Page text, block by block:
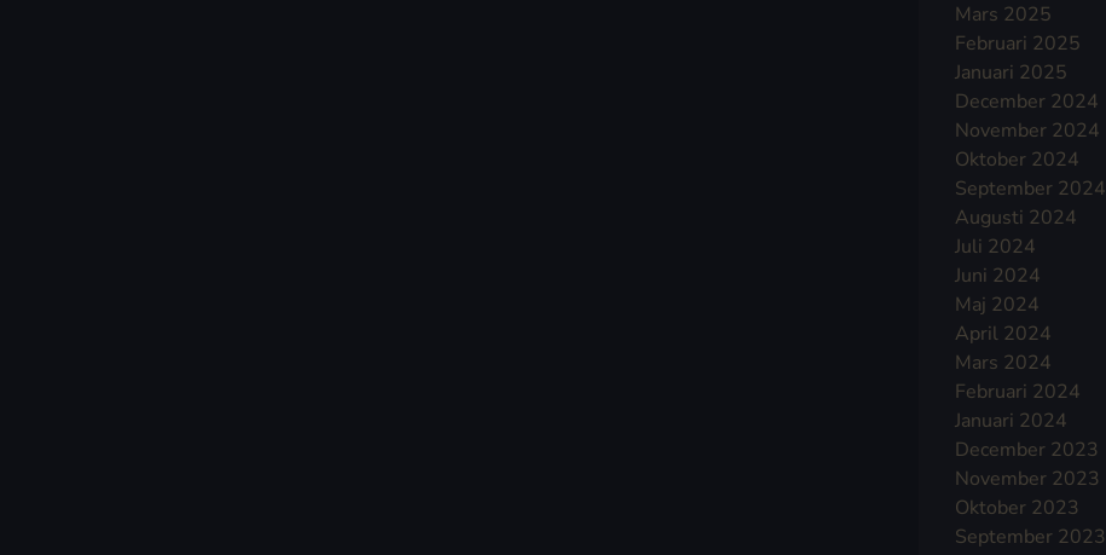
Mars 2025
Februari 2025
Januari 2025
December 2024
November 2024
Oktober 2024
September 2024
Augusti 2024
Juli 2024
Juni 2024
Maj 2024
April 2024
Mars 2024
Februari 2024
Januari 2024
December 2023
November 2023
Oktober 2023
September 2023